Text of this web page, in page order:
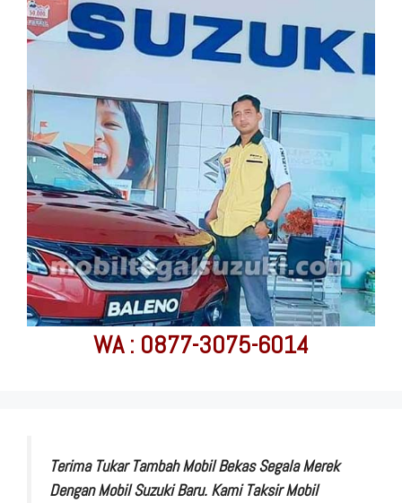
WA : 0877-3075-6014
Terima Tukar Tambah Mobil Bekas Segala Merek
Dengan Mobil Suzuki Baru. Kami Taksir Mobil